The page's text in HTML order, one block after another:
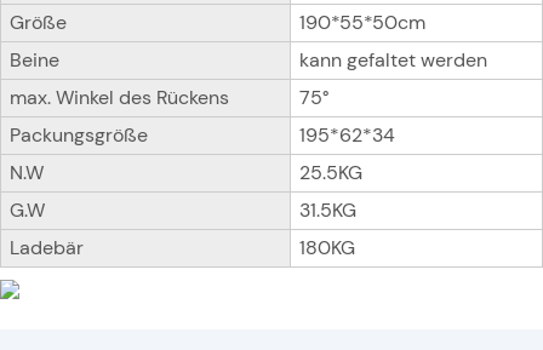
Größe
190*55*50cm
Beine
kann gefaltet werden
max. Winkel des Rückens
75°
Packungsgröße
195*62*34
N.W
25.5KG
G.W
31.5KG
Ladebär
180KG